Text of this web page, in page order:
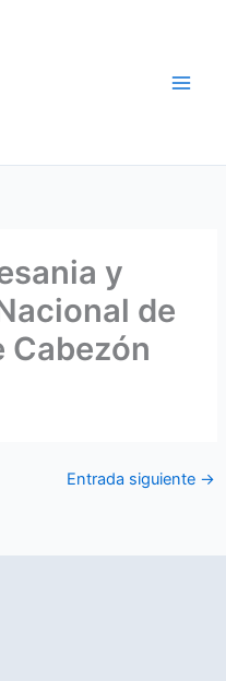
y
de
Cabezón
Entrada siguiente →